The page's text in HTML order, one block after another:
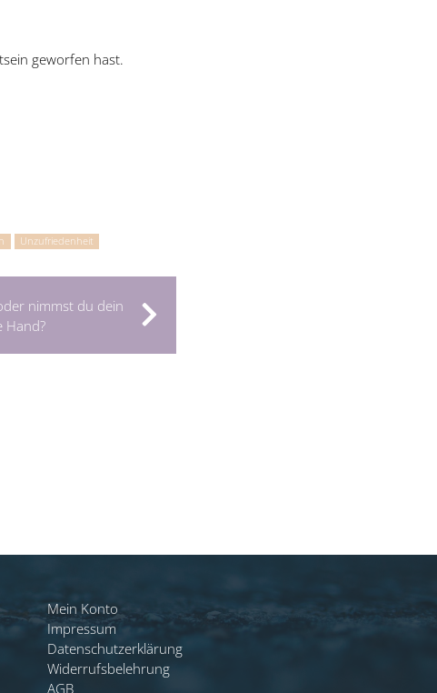
geworfen hast.
Unzufriedenheit
nimmst du dein
Hand?
Mein Konto
Impressum
Datenschutzerklärung
Widerrufsbelehrung
AGB